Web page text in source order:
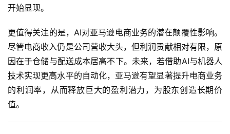
开始显现。
更值得关注的是，AI对亚马逊电商业务的潜在颠覆性影响。
尽管电商收入仍是公司营收大头，但利润贡献相对有限，原
因在于仓储与配送成本居高不下。未来，若借助AI与机器人
技术实现更高水平的自动化，亚马逊有望显著提升电商业务
的利润率，从而释放巨大的盈利潜力，为股东创造长期价
值。